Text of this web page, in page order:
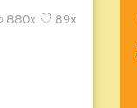
89x
880x